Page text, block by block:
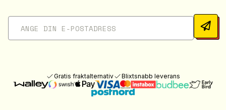
Gratis fraktalternativ Blixtsnabb leverans